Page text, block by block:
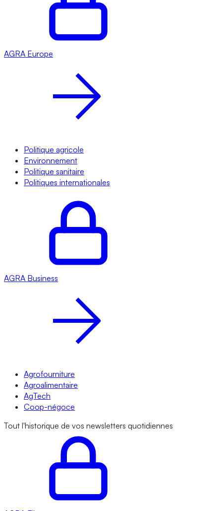
AGRA Europe
Politique agricole
Environnement
Politique sanitaire
Politiques internationales
AGRA Business
Agrofourniture
Agroalimentaire
AgTech
Coop-négoce
Tout l'historique de vos newsletters quotidiennes